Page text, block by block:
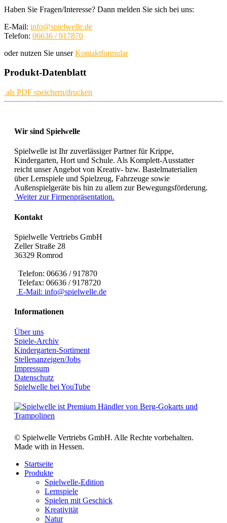
Haben Sie Fragen/Interesse? Dann melden Sie sich bei uns:
E-Mail: info@spielwelle.de
Telefon: 06636 / 917870
oder nutzen Sie unserKontaktformular
Produkt-Datenblatt
als PDF speichern/drucken
Wir sind Spielwelle
Spielwelle ist Ihr zuverlässiger Partner für Krippe,
Kindergarten, Hort und Schule. Als Komplett-Ausstatter
reicht unser Angebot von Kreativ- bzw. Bastelmaterialien
über Lernspiele und Spielzeug, Fahrzeuge sowie
Außenspielgeräte bis hin zu allem zur Bewegungsförderung.
Weiter zur Firmenpräsentation.
Kontakt
Spielwelle Vertriebs GmbH
Zeller Straße 28
36329 Romrod
Telefon: 06636 / 917870
Telefax: 06636 / 9178720
E-Mail: info@spielwelle.de
Informationen
Über uns
Spiele-Archiv
Kindergarten-Sortiment
Stellenanzeigen/Jobs
Impressum
Datenschutz
Spielwelle bei YouTube
© Spielwelle Vertriebs GmbH. Alle Rechte vorbehalten.
Made with in Hessen.
Startseite
Produkte
Spielwelle-Edition
Lernspiele
Spielen mit Geschick
Kreativität
Natur